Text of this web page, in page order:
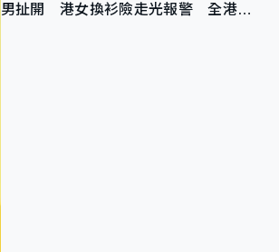
男扯開 港女換衫險走光報警 全港分